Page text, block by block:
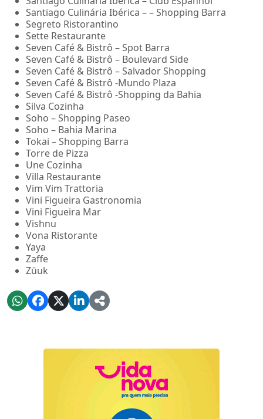
Santiago Culinária Ibérica – – Shopping Barra
Segreto Ristorantino
Sette Restaurante
Seven Café & Bistrô – Spot Barra
Seven Café & Bistrô – Boulevard Side
Seven Café & Bistrô – Salvador Shopping
Seven Café & Bistrô -Mundo Plaza
Seven Café & Bistrô -Shopping da Bahia
Silva Cozinha
Soho – Shopping Paseo
Soho – Bahia Marina
Tokai – Shopping Barra
Torre de Pizza
Une Cozinha
Villa Restaurante
Vim Vim Trattoria
Vini Figueira Gastronomia
Vini Figueira Mar
Vishnu
Vona Ristorante
Yaya
Zaffe
Zūuk